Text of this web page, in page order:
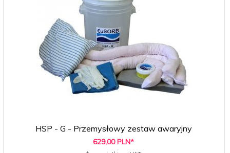
HSP - G - Przemysłowy zestaw awaryjny
629,00 PLN*